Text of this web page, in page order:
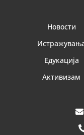
Новости
Едукација
Активизам